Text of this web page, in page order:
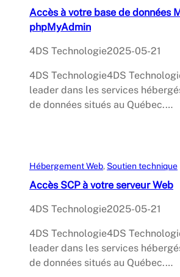
Accès à votre base de données
phpMyAdmin
4DS Technologie2025-05-21
4DS Technologie4DS
leader dans les services
de données situés au Québec.…
Hébergement Web, Soutien technique
Accès SCP à votre serveur Web
4DS Technologie2025-05-21
4DS Technologie4DS
leader dans les services
de données situés au Québec.…